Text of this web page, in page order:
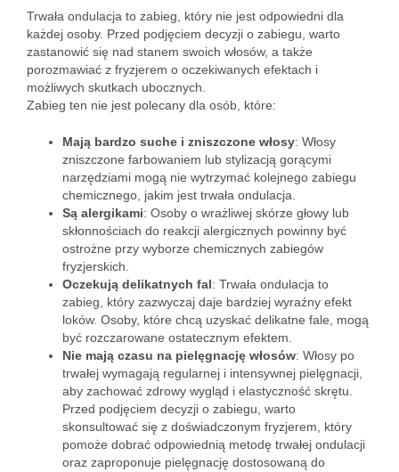
Trwała ondulacja to zabieg, który nie jest odpowiedni dla
każdej osoby. Przed podjęciem decyzji o zabiegu, warto
zastanowić się nad stanem swoich włosów, a także
porozmawiać z fryzjerem o oczekiwanych efektach i
możliwych skutkach ubocznych.
Zabieg ten nie jest polecany dla osób, które:
Mają bardzo suche i zniszczone włosy: Włosy
zniszczone farbowaniem lub stylizacją gorącymi
narzędziami mogą nie wytrzymać kolejnego zabiegu
chemicznego, jakim jest trwała ondulacja.
Są alergikami: Osoby o wrażliwej skórze głowy lub
skłonnościach do reakcji alergicznych powinny być
ostrożne przy wyborze chemicznych zabiegów
fryzjerskich.
Oczekują delikatnych fal: Trwała ondulacja to
zabieg, który zazwyczaj daje bardziej wyraźny efekt
loków. Osoby, które chcą uzyskać delikatne fale, mogą
być rozczarowane ostatecznym efektem.
Nie mają czasu na pielęgnację włosów: Włosy po
trwałej wymagają regularnej i intensywnej pielęgnacji,
aby zachować zdrowy wygląd i elastyczność skrętu.
Przed podjęciem decyzji o zabiegu, warto
skonsultować się z doświadczonym fryzjerem, który
pomoże dobrać odpowiednią metodę trwałej ondulacji
oraz zaproponuje pielęgnację dostosowaną do